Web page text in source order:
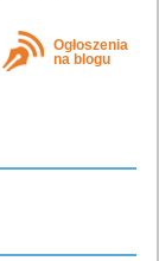
Ogłoszenia
na blogu